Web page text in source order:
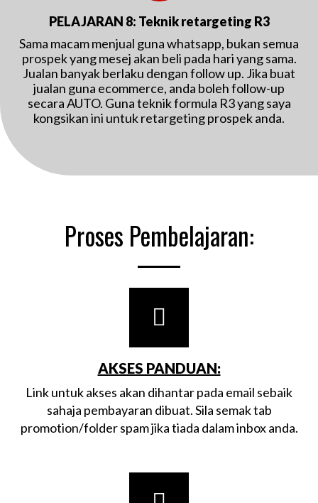
PELAJARAN 8: Teknik retargeting R3
Sama macam menjual guna whatsapp, bukan semua
prospek yang mesej akan beli pada hari yang sama.
Jualan banyak berlaku dengan follow up. Jika buat
jualan guna ecommerce, anda boleh follow-up
secara AUTO. Guna teknik formula R3 yang saya
kongsikan ini untuk retargeting prospek anda.
Proses Pembelajaran:
AKSES PANDUAN:
Link untuk akses akan dihantar pada email sebaik
sahaja pembayaran dibuat. Sila semak tab
promotion/folder spam jika tiada dalam inbox anda.